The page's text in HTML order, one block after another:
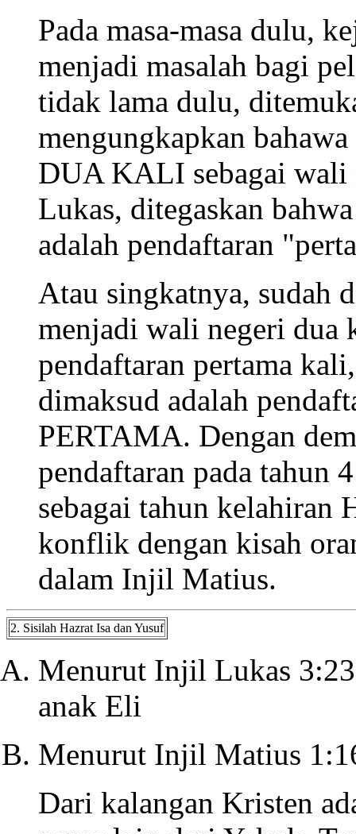
Pada masa-masa dulu,
menjadi masalah bagi
tidak lama dulu,
mengungkapkan
DUA KALI sebagai wali
Lukas, ditegaskan
adalah pendaftaran
Atau singkatnya, sudah
menjadi wali negeri dua
pendaftaran pertama
dimaksud adalah
PERTAMA. Dengan
pendaftaran pada tahun
sebagai tahun kelahiran
konflik dengan kisah
dalam Injil Matius.
2. Sisilah Hazrat Isa dan Yusuf
Menurut Injil Lukas
anak Eli
Menurut Injil Matius
Dari kalangan Kristen